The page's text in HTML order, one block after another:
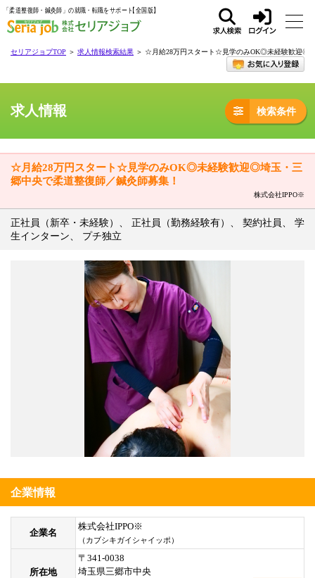
「柔道整復師・鍼灸師」の就職・転職をサポート
検索
イン
セリアジョブTOP ＞ 求人情報検索結果 ＞ ☆月給28万円スタート☆見学のみOK◎未経験歓迎◎
求人情報 検索条件
☆月給28万円スタート☆見学のみOK◎未経験歓迎◎埼玉・三
郷中央で柔道整復師／鍼灸師募集！
株式会社IPPO※
正社員（新卒・未経験）、 正社員（勤務経験有）、 契約社員、 学
生インターン、 プチ独立
企業情報
企業名
株式会社IPPO※
（カブシキガイシャイッポ）
所在地
〒341-0038
埼玉県三郷市中央